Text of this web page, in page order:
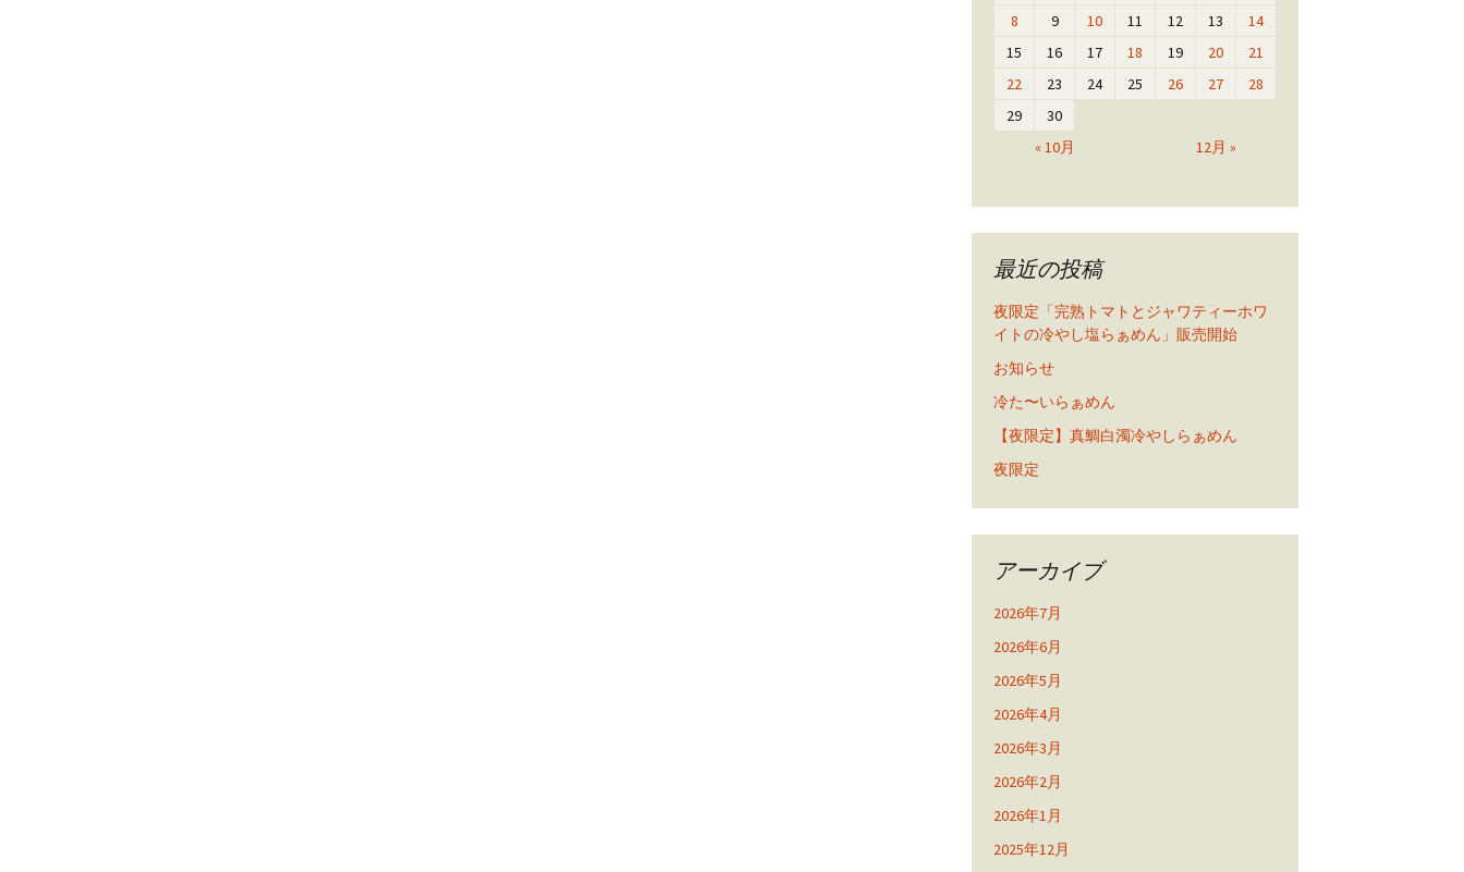
« 10月 12月 »
8
9 10 11 12 13
14
15
16 17 18 19 20
21
22
23 24 25 26 27
28
29
30
最近の投稿
夜限定「完熟トマトとジャワティーホワ
イトの冷やし塩らぁめん」販売開始
お知らせ
冷た〜いらぁめん
【夜限定】真鯛白濁冷やしらぁめん
夜限定
アーカイブ
2026年7月
2026年6月
2026年5月
2026年4月
2026年3月
2026年2月
2026年1月
2025年12月